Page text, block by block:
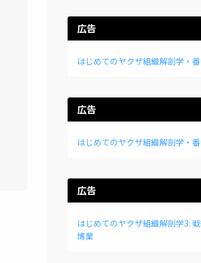
広告
はじめてのヤクザ組織解剖学・
広告
はじめてのヤクザ組織解剖学・
広告
はじめてのヤクザ組織解剖学3:
博業